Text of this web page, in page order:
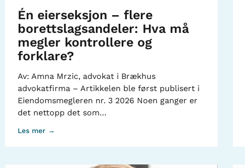
Én eierseksjon – flere
borettslagsandeler: Hva må
megler kontrollere og
forklare?
Av: Amna Mrzic, advokat i Brækhus
advokatfirma – Artikkelen ble først publisert i
Eiendomsmegleren nr. 3 2026 Noen ganger er
det nettopp det som…
Les mer →